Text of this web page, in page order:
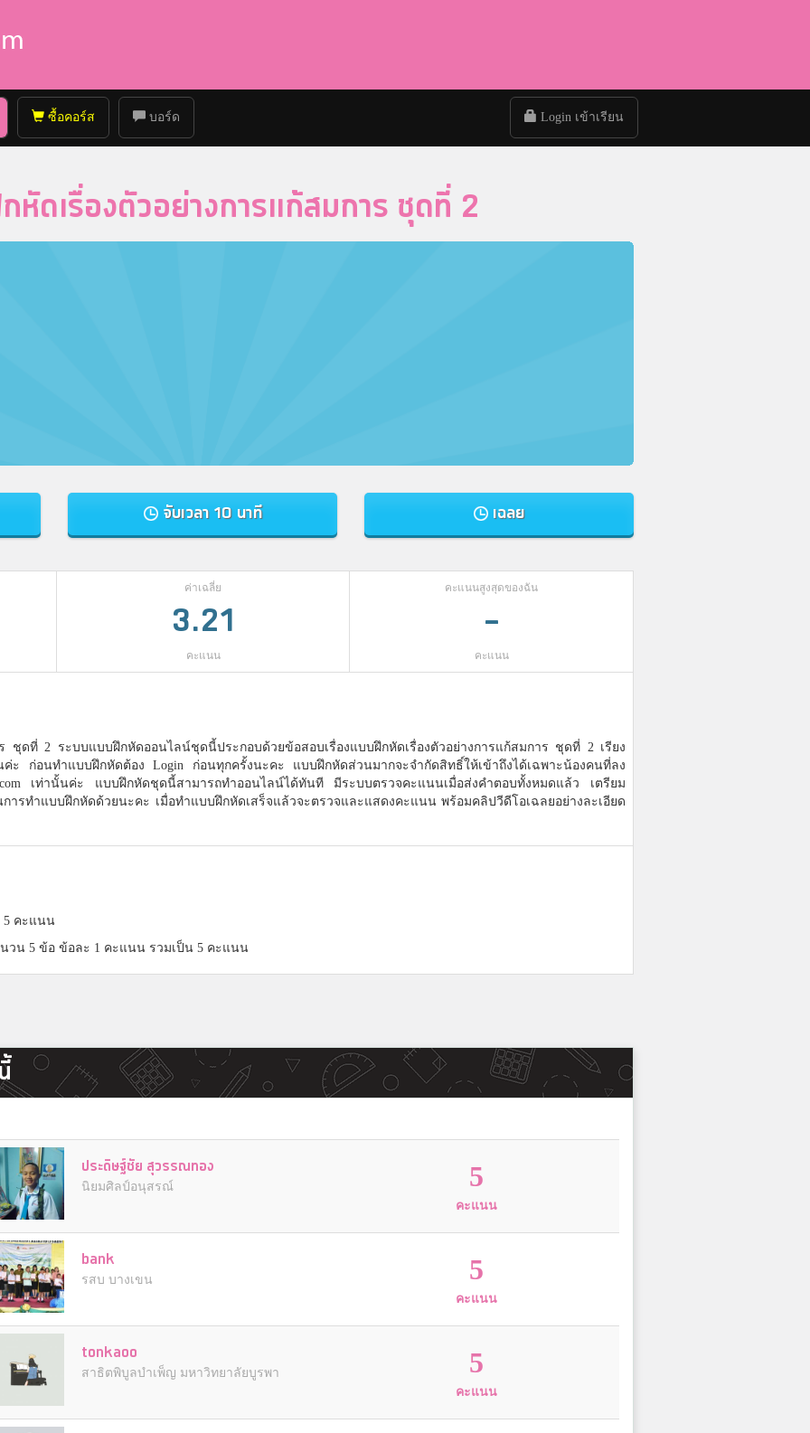
ซื้อคอร์ส บอร์ด Login เข้าเรียน
หัดเรื่องตัวอย่างการแก้สมการ ชุดที่ 2
จับเวลา 10 นาที เฉลย
ค่าเฉลี่ย
3.21
คะแนน
คะแนนสูงสุดของฉัน
-
คะแนน
ชุดที่ 2 ระบบแบบฝึกหัดออนไลน์ชุดนี้ประกอบด้วยข้อสอบเรื่องแบบฝึกหัดเรื่องตัวอย่างการแก้สมการ ชุดที่ 2 เรียง
นค่ะ ก่อนทำแบบฝึกหัดต้อง Login ก่อนทุกครั้งนะคะ แบบฝึกหัดส่วนมากจะจำกัดสิทธิ์ให้เข้าถึงได้เฉพาะน้องคนที่ลง
เท่านั้นค่ะ แบบฝึกหัดชุดนี้สามารถทำออนไลน์ได้ทันที มีระบบตรวจคะแนนเมื่อส่งคำตอบทั้งหมดแล้ว เตรียม
ารทำแบบฝึกหัดด้วยนะคะ เมื่อทำแบบฝึกหัดเสร็จแล้วจะตรวจและแสดงคะแนน พร้อมคลิปวีดีโอเฉลยอย่างละเอียด
5 คะแนน
วน 5 ข้อ ข้อละ 1 คะแนน รวมเป็น 5 คะแนน
ประดิษฐ์ชัย สุวรรณทอง
นิยมศิลป์อนุสรณ์ 5
คะแนน
bank
รสบ บางเขน 5
คะแนน
tonkaoo
สาธิตพิบูลบำเพ็ญ มหาวิทยาลัยบูรพา 5
คะแนน